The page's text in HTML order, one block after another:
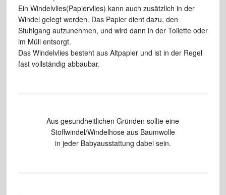
Ein Windelvlies(Papiervlies) kann auch zusätzlich in der
Windel gelegt werden. Das Papier dient dazu, den
Stuhlgang aufzunehmen, und wird dann in der Toilette oder
im Müll entsorgt.
Das Windelvlies besteht aus Altpapier und ist in der Regel
fast vollständig abbaubar.
Aus gesundheitlichen Gründen sollte eine
Stoffwindel/Windelhose aus Baumwolle
in jeder Babyausstattung dabei sein.